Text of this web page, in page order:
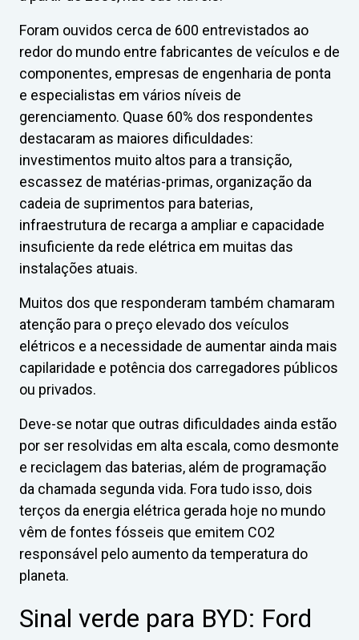
Foram ouvidos cerca de 600 entrevistados ao
redor do mundo entre fabricantes de veículos e de
componentes, empresas de engenharia de ponta
e especialistas em vários níveis de
gerenciamento. Quase 60% dos respondentes
destacaram as maiores dificuldades:
investimentos muito altos para a transição,
escassez de matérias-primas, organização da
cadeia de suprimentos para baterias,
infraestrutura de recarga a ampliar e capacidade
insuficiente da rede elétrica em muitas das
instalações atuais.
Muitos dos que responderam também chamaram
atenção para o preço elevado dos veículos
elétricos e a necessidade de aumentar ainda mais
capilaridade e potência dos carregadores públicos
ou privados.
Deve-se notar que outras dificuldades ainda estão
por ser resolvidas em alta escala, como desmonte
e reciclagem das baterias, além de programação
da chamada segunda vida. Fora tudo isso, dois
terços da energia elétrica gerada hoje no mundo
vêm de fontes fósseis que emitem CO2
responsável pelo aumento da temperatura do
planeta.
Sinal verde para BYD: Ford